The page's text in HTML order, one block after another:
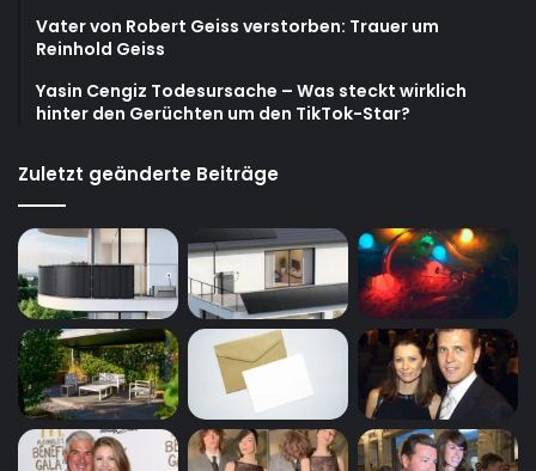
Vater von Robert Geiss verstorben: Trauer um
Reinhold Geiss
Yasin Cengiz Todesursache – Was steckt wirklich
hinter den Gerüchten um den TikTok-Star?
Zuletzt geänderte Beiträge